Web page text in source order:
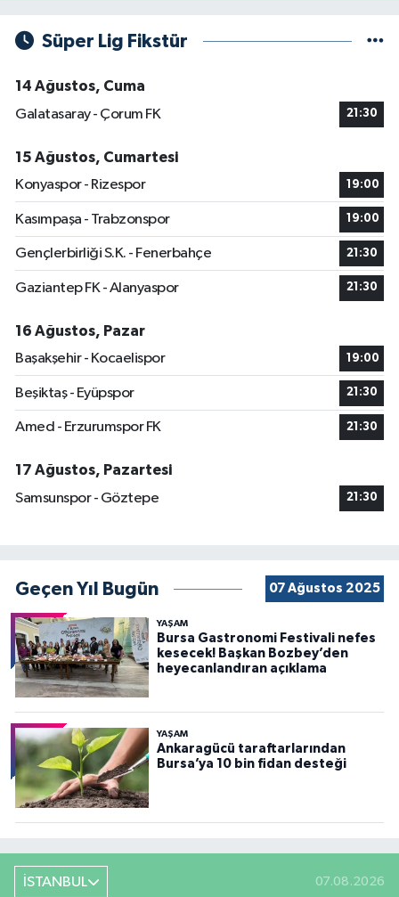
Süper Lig Fikstür
14 Ağustos, Cuma
Galatasaray - Çorum FK
21:30
15 Ağustos, Cumartesi
Konyaspor - Rizespor
19:00
Kasımpaşa - Trabzonspor 19:00
Gençlerbirliği S.K. - Fenerbahçe 21:30
Gaziantep FK - Alanyaspor 21:30
16 Ağustos, Pazar
Başakşehir - Kocaelispor
19:00
Beşiktaş - Eyüpspor 21:30
Amed - Erzurumspor FK 21:30
17 Ağustos, Pazartesi
Samsunspor - Göztepe
21:30
Geçen Yıl Bugün 07 Ağustos 2025
YAŞAM
Bursa Gastronomi Festivali nefes
kesecek! Başkan Bozbey’den
heyecanlandıran açıklama
YAŞAM
Ankaragücü taraftarlarından
Bursa’ya 10 bin fidan desteği
İSTANBUL 07.08.2026